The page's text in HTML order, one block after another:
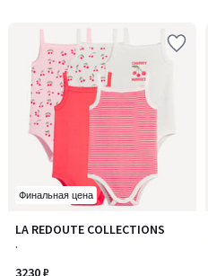
Финальная цена
LA REDOUTE COLLECTIONS
.
3230 ₽
3